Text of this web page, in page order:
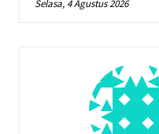
Selasa, 4 Agustus 2026